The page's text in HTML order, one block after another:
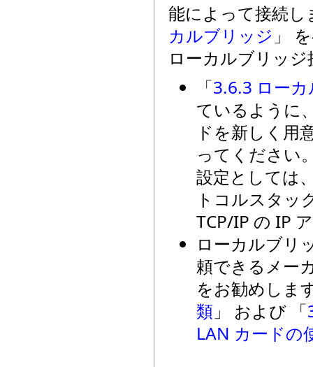
能によって接続し
カルブリッジ 」
ローカルブリッ
「3.6.3 ロー
ているように
ドを新しく用
ってください
設定としては
トコルスタッ
TCP/IP の IP
ローカルブリ
頼できるメー
をお勧めしま
類 」 および 「
LAN カードの